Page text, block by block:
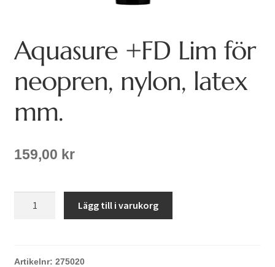
Aquasure +FD Lim för
neopren, nylon, latex
mm.
159,00 kr
neopren,
Lägg till i varukorg
Artikelnr: 275020